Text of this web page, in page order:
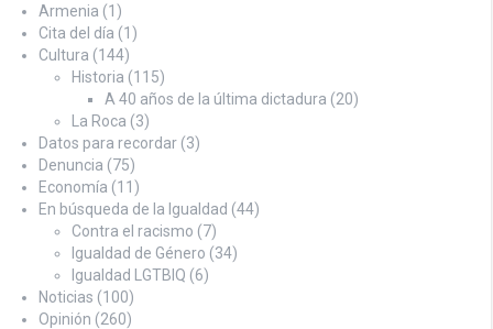
Armenia (1)
Cita del día (1)
Cultura (144)
Historia (115)
A 40 años de la última dictadura (20)
La Roca (3)
Datos para recordar (3)
Denuncia (75)
Economía (11)
En búsqueda de la Igualdad (44)
Contra el racismo (7)
Igualdad de Género (34)
Igualdad LGTBIQ (6)
Noticias (100)
Opinión (260)